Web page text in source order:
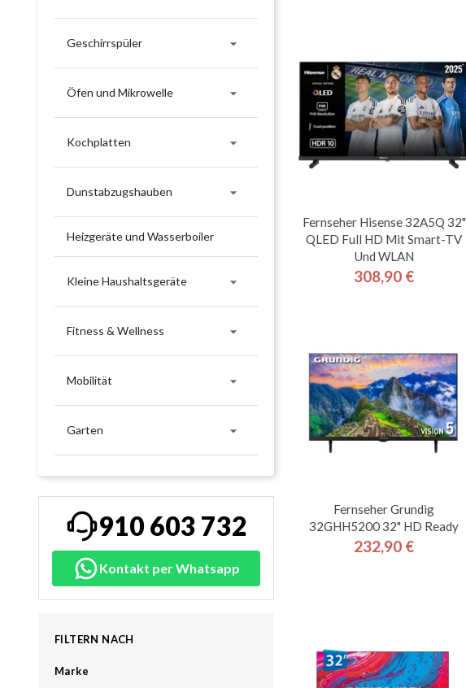
Geschirrspüler 
Öfen und Mikrowelle 
Kochplatten 
Dunstabzugshauben 
Heizgeräte und Wasserboiler
Kleine Haushaltsgeräte 
Fitness & Wellness 
Mobilität 
Garten 
910 603 732
Kontakt per Whatsapp
FILTERN NACH
Marke
Fernseher Hisense 32A5Q 32"
QLED Full HD Mit Smart-TV
Und WLAN
Preis
308,90 €
Fernseher Grundig
32GHH5200 32" HD Ready
Preis
232,90 €